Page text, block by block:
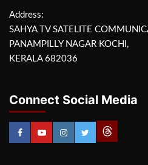
Address:
SAHYA TV SATELITE
PANAMPILLY NAGAR KOCHI,
KERALA 682036
Connect Social Media